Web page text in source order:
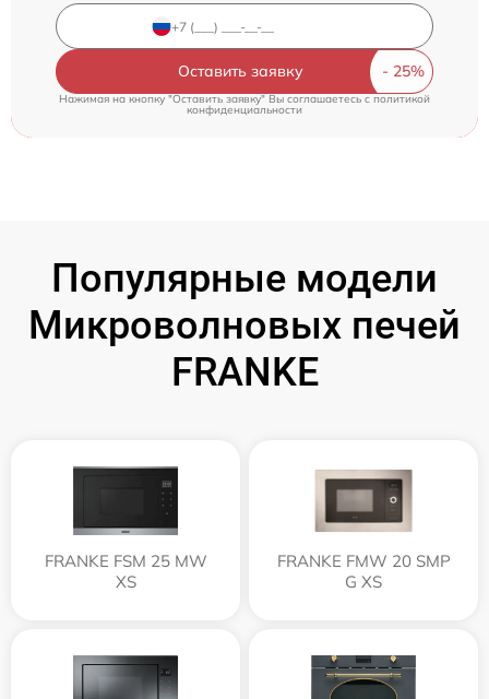
Оставить заявку
Нажимая на кнопку "Оставить заявку" Вы соглашаетесь cполитикой
конфиденциальности
Популярные модели
Микроволновых печей
FRANKE
FRANKE FSM 25 MW
XS
FRANKE FMW 20 SMP
G XS